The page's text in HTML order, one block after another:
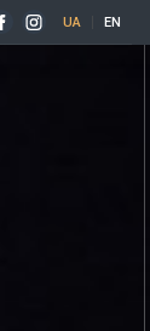
UA EN